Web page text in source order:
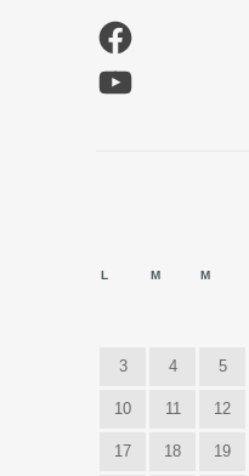
Facebook
YouTube
L M M
3 4 5
10 11 12
17 18 19